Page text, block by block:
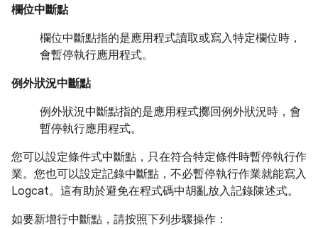
欄位中斷點
欄位中斷點指的是應用程式讀取或寫入特定欄位時，
會暫停執行應用程式。
例外狀況中斷點
例外狀況中斷點指的是應用程式擲回例外狀況時，會
暫停執行應用程式。
您可以設定條件式中斷點，只在符合特定條件時暫停執行作
業。您也可以設定記錄中斷點，不必暫停執行作業就能寫入
Logcat。這有助於避免在程式碼中胡亂放入記錄陳述式。
如要新增行中斷點，請按照下列步驟操作：